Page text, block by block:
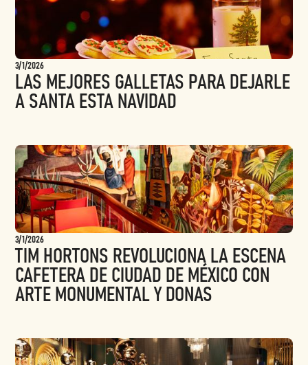
3/1/2026
LAS MEJORES GALLETAS PARA DEJARLE
A SANTA ESTA NAVIDAD
3/1/2026
TIM HORTONS REVOLUCIONA LA ESCENA
CAFETERA DE CIUDAD DE MÉXICO CON
ARTE MONUMENTAL Y DONAS